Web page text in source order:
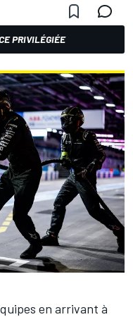
PRIVILÉGIÉE
en arrivant à